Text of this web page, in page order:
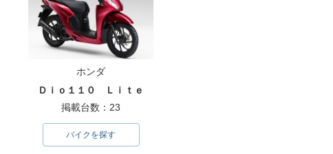
ホンダ
Ｄｉｏ１１０ Ｌｉｔｅ
掲載台数：23
バイクを探す